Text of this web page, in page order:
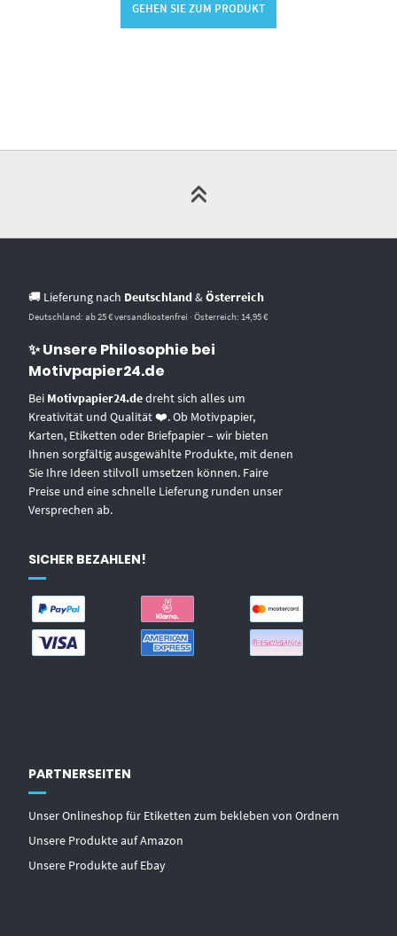
GEHEN SIE ZUM PRODUKT
🚚 Lieferung nach Deutschland &Österreich
Deutschland: ab 25 € versandkostenfrei · Österreich: 14,95 €
✨ Unsere Philosophie bei
Motivpapier24.de
Bei Motivpapier24.dedreht sich alles um
Kreativität und Qualität ❤️. Ob Motivpapier,
Karten, Etiketten oder Briefpapier – wir bieten
Ihnen sorgfältig ausgewählte Produkte, mit denen
Sie Ihre Ideen stilvoll umsetzen können. Faire
Preise und eine schnelle Lieferung runden unser
Versprechen ab.
SICHER BEZAHLEN!
PARTNERSEITEN
Unser Onlineshop für Etiketten zum bekleben von Ordnern
Unsere Produkte auf Amazon
Unsere Produkte auf Ebay